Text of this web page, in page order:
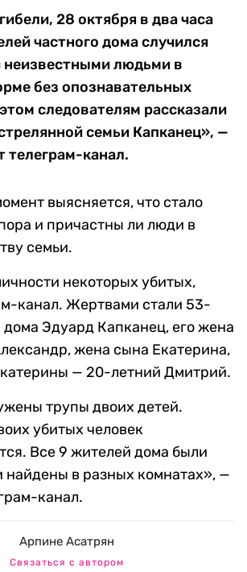
28 октября в два часа
частного дома случился
неизвестными людьми в
без опознавательных
следователям рассказали
семьи Капканец», —
телеграм-канал.
выясняется, что стало
и причастны ли люди в
семьи.
некоторых убитых,
канал. Жертвами стали 53-
дома Эдуард Капканец, его жена
жена сына Екатерина,
— 20-летний Дмитрий.
трупы двоих детей.
убитых человек
Все 9 жителей дома были
найдены в разных комнатах», —
канал.
Арпине Асатрян
Связаться с автором